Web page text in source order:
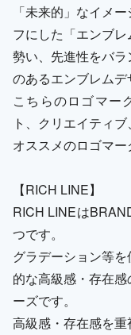
「未来的」なイメ
フにした「エンブレ
勢い、先進性をバ
のあるエンブレムデ
こちらのロゴマー
ト、クリエイティ
オススメのロゴマー
【RICH LINE】
RICH LINEは
つです。
グラデーション等
的な高級感・存在
ーズです。
高級感・存在感を重